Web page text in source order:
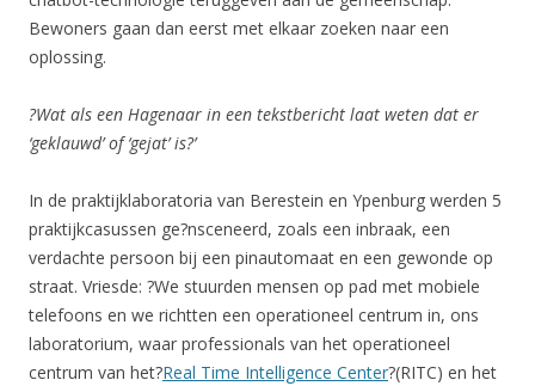
Bewoners gaan dan eerst met elkaar zoeken naar een
oplossing.
?Wat als een Hagenaar in een tekstbericht laat weten dat er
‘geklauwd’ of ‘gejat’ is?’
In de praktijklaboratoria van Berestein en Ypenburg werden 5
praktijkcasussen ge?nsceneerd, zoals een inbraak, een
verdachte persoon bij een pinautomaat en een gewonde op
straat. Vriesde: ?We stuurden mensen op pad met mobiele
telefoons en we richtten een operationeel centrum in, ons
laboratorium, waar professionals van het operationeel
centrum van het?Real Time Intelligence Center?(RITC) en het